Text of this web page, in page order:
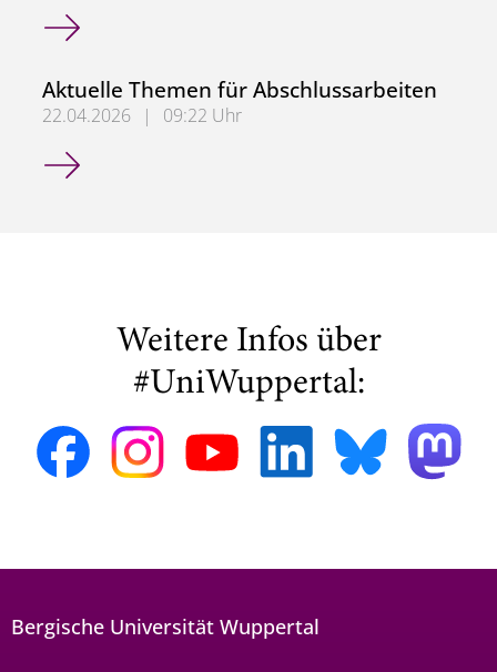
KlimaNetz - Auswirkungen des Klimawandels auf
Aktuelle Themen für Abschlussarbeiten
22.04.2026 |
09:22 Uhr
Aktuelle Themen für Abschlussarbeiten
Weitere Infos über
#UniWuppertal:
Bergische Universität Wuppertal